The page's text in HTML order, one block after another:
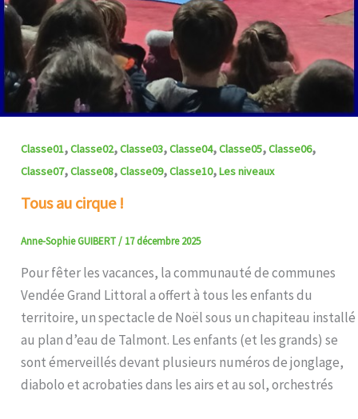
Classe01,Classe02,Classe03,Classe04,Classe05,Classe06,
Classe07,Classe08,Classe09,Classe10,Les niveaux
Tous au cirque !
Anne-Sophie GUIBERT/ 17 décembre 2025
Pour fêter les vacances, la communauté de communes
Vendée Grand Littoral a offert à tous les enfants du
territoire, un spectacle de Noël sous un chapiteau installé
au plan d’eau de Talmont. Les enfants (et les grands) se
sont émerveillés devant plusieurs numéros de jonglage,
diabolo et acrobaties dans les airs et au sol, orchestrés